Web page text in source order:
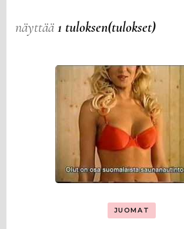
näyttää1 tuloksen(tulokset)
JUOMAT